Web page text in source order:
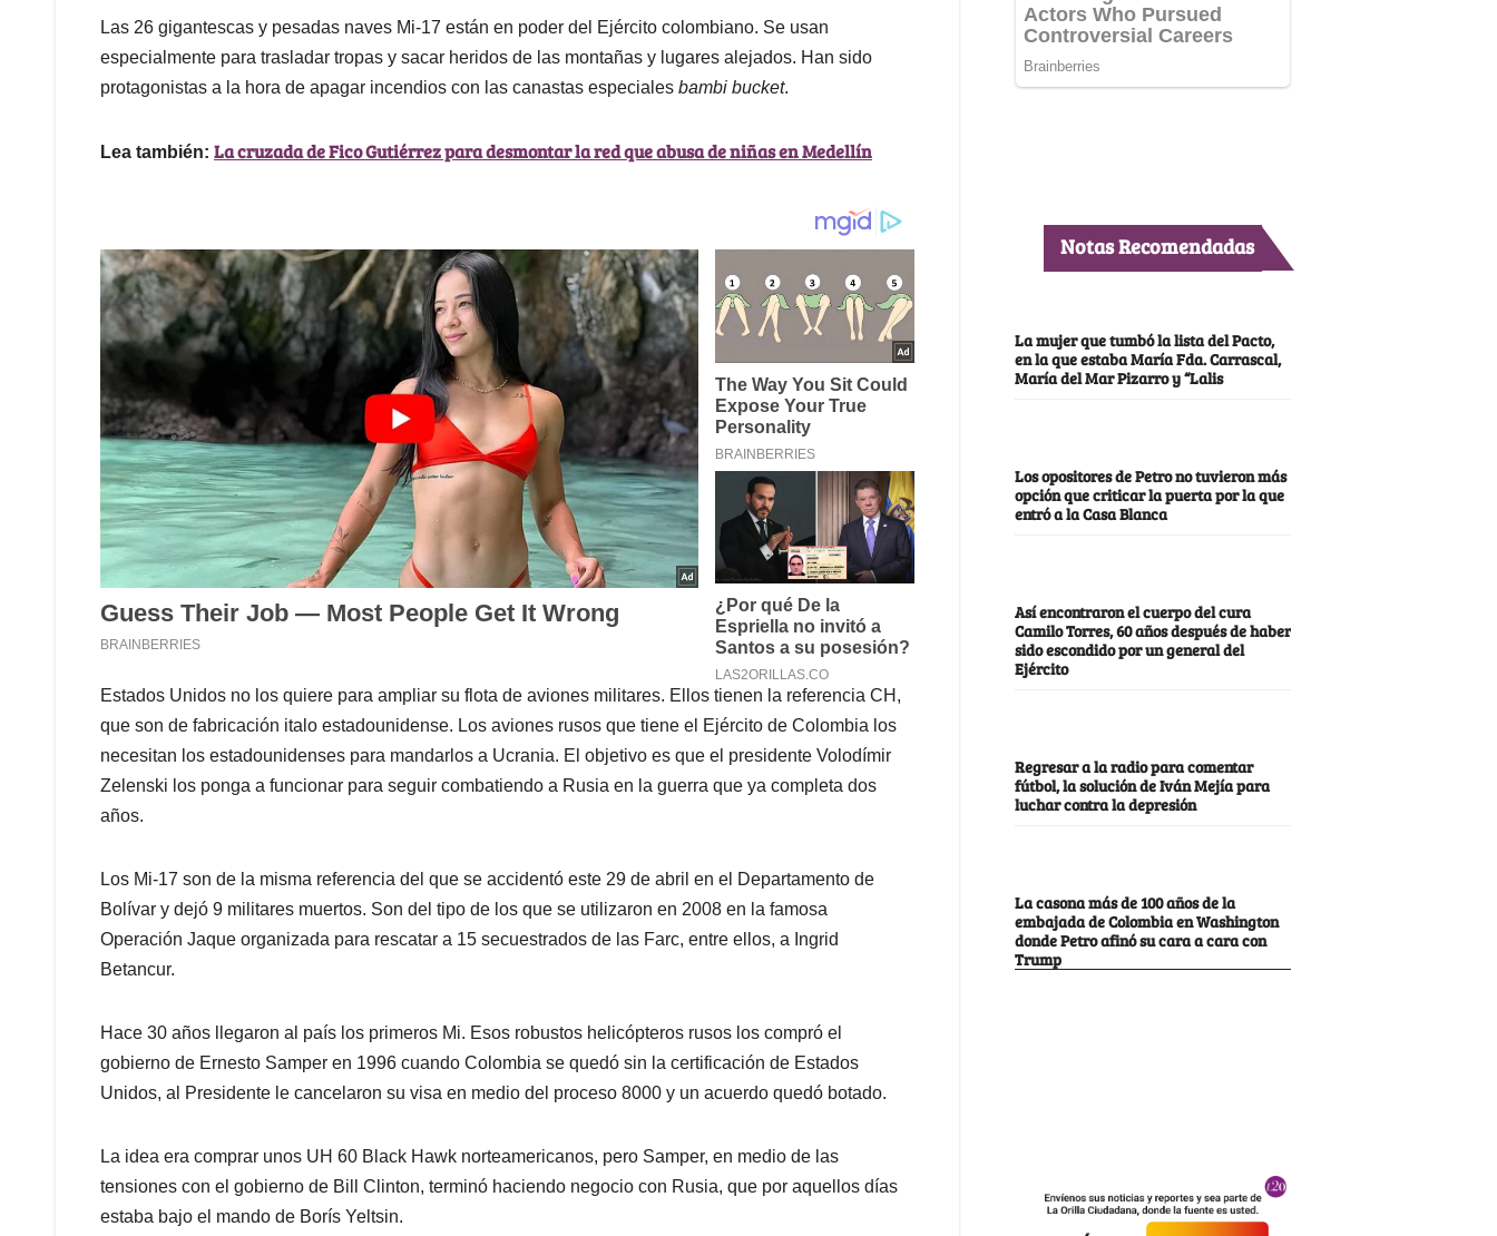
Las 26 gigantescas y pesadas naves Mi-17 están en poder del Ejército colombiano. Se usan
especialmente para trasladar tropas y sacar heridos de las montañas y lugares alejados. Han sido
protagonistas a la hora de apagar incendios con las canastas especiales bambi bucket.
Lea también: La cruzada de Fico Gutiérrez para desmontar la red que abusa de niñas en Medellín
Estados Unidos no los quiere para ampliar su flota de aviones militares. Ellos tienen la referencia CH,
que son de fabricación italo estadounidense. Los aviones rusos que tiene el Ejército de Colombia los
necesitan los estadounidenses para mandarlos a Ucrania. El objetivo es que el presidente Volodímir
Zelenski los ponga a funcionar para seguir combatiendo a Rusia en la guerra que ya completa dos
años.
Los Mi-17 son de la misma referencia del que se accidentó este 29 de abril en el Departamento de
Bolívar y dejó 9 militares muertos. Son del tipo de los que se utilizaron en 2008 en la famosa
Operación Jaque organizada para rescatar a 15 secuestrados de las Farc, entre ellos, a Ingrid
Betancur.
Hace 30 años llegaron al país los primeros Mi. Esos robustos helicópteros rusos los compró el
gobierno de Ernesto Samper en 1996 cuando Colombia se quedó sin la certificación de Estados
Unidos, al Presidente le cancelaron su visa en medio del proceso 8000 y un acuerdo quedó botado.
La idea era comprar unos UH 60 Black Hawk norteamericanos, pero Samper, en medio de las
tensiones con el gobierno de Bill Clinton, terminó haciendo negocio con Rusia, que por aquellos días
estaba bajo el mando de Borís Yeltsin.
Notas Recomendadas
La mujer que tumbó la lista del Pacto,
en la que estaba María Fda. Carrascal,
María del Mar Pizarro y “Lalis
Los opositores de Petro no tuvieron más
opción que criticar la puerta por la que
entró a la Casa Blanca
Así encontraron el cuerpo del cura
Camilo Torres, 60 años después de haber
sido escondido por un general del
Ejército
Regresar a la radio para comentar
fútbol, la solución de Iván Mejía para
luchar contra la depresión
La casona más de 100 años de la
embajada de Colombia en Washington
donde Petro afinó su cara a cara con
Trump